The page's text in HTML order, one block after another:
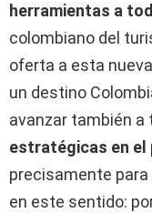
herramientas a
colombiano del
oferta a esta
un destino
avanzar también a
estratégicas en el
precisamente
en este sentido: